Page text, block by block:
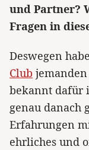
und Partner?
Fragen in
Deswegen
Club
bekannt dafür
genau danach
Erfahrungen
ehrliches und